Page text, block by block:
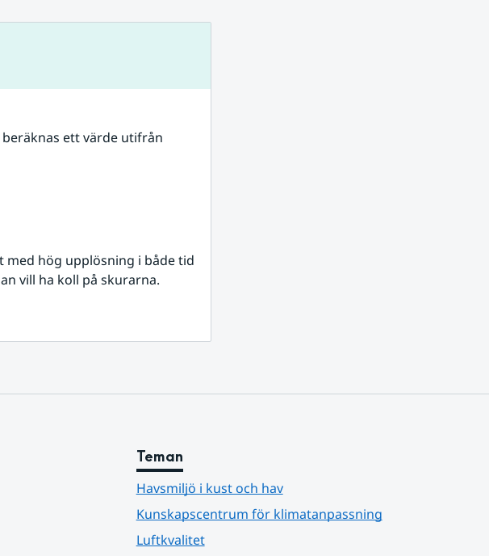
ett värde utifrån
med hög upplösning i både tid
vill ha koll på skurarna.
Teman
Havsmiljö i kust och hav
Kunskapscentrum för klimatanpassning
Luftkvalitet